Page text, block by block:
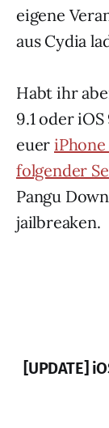
eigene
aus Cydia
Habt ihr
9.1 oder
euer
folgender
Pangu
jailbreaken.
[UPDATE]